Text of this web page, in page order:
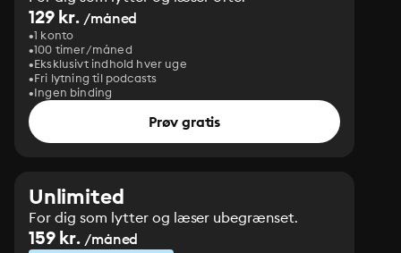
129 kr. /måned
1 konto
100 timer/måned
Eksklusivt indhold hver uge
Fri lytning til podcasts
Ingen binding
Prøv gratis
Unlimited
For dig som lytter og læser ubegrænset.
159 kr. /måned